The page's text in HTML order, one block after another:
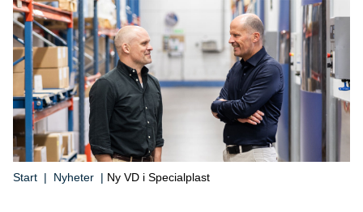
Start | Nyheter | Ny VD i Specialplast